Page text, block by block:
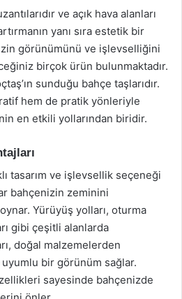
ve açık hava alanları
yanı sıra estetik bir
görünümünü ve işlevselliğini
birçok ürün bulunmaktadır.
sunduğu bahçe taşlarıdır.
hem de pratik yönleriyle
en etkili yollarından biridir.
tasarım ve işlevsellik seçeneği
bahçenizin zeminini
Yürüyüş yolları, oturma
gibi çeşitli alanlarda
doğal malzemelerden
uyumlu bir görünüm sağlar.
sayesinde bahçenizde